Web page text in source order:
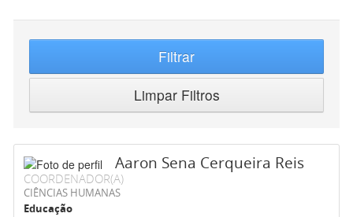
Filtrar
Limpar Filtros
Aaron Sena Cerqueira Reis
COORDENADOR(A)
CIÊNCIAS HUMANAS
Educação